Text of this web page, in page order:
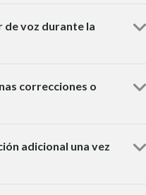
de voz durante la
correcciones o
adicional una vez